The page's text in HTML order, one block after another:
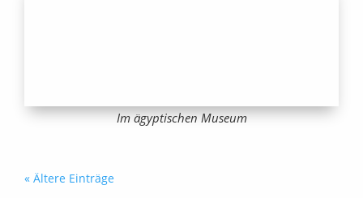
Im ägyptischen Museum
« Ältere Einträge